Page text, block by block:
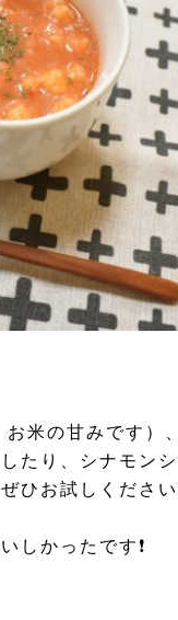
お米の甘みです）
たり、シナモンシ
ひお試しください
しかったです❗